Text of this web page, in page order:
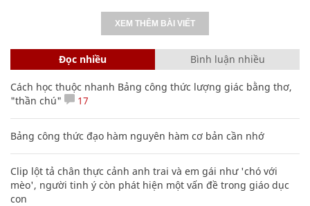
XEM THÊM BÀI VIẾT
Đọc nhiều Bình luận nhiều
Cách học thuộc nhanh Bảng công thức lượng giác bằng thơ,
"thần chú"
17
Bảng công thức đạo hàm nguyên hàm cơ bản cần nhớ
Clip lột tả chân thực cảnh anh trai và em gái như 'chó với
mèo', người tinh ý còn phát hiện một vấn đề trong giáo dục
con